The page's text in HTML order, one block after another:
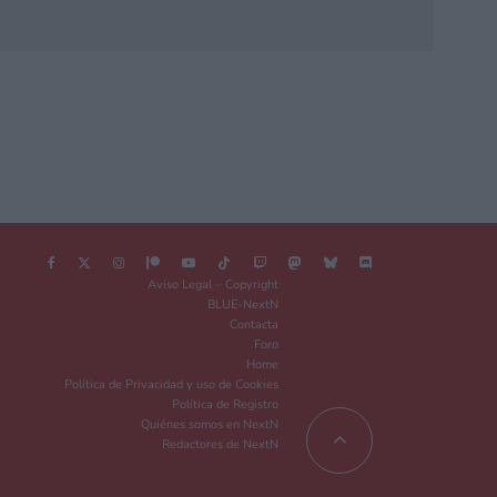
Aviso Legal – Copyright
BLUE-NextN
Contacta
Foro
Home
Política de Privacidad y uso de Cookies
Política de Registro
Quiénes somos en NextN
Redactores de NextN